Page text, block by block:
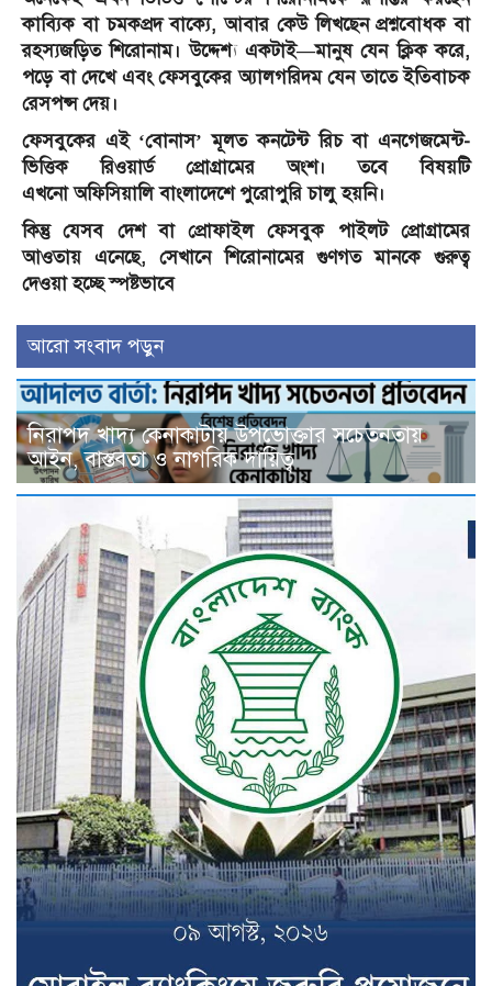
কাব্যিক বা চমকপ্রদ বাক্যে, আবার কেউ লিখছেন প্রশ্নবোধক বা
রহস্যজড়িত শিরোনাম। উদ্দেশ্য একটাই—মানুষ যেন ক্লিক করে,
পড়ে বা দেখে এবং ফেসবুকের অ্যালগরিদম যেন তাতে ইতিবাচক
রেসপন্স দেয়।
ফেসবুকের এই ‘বোনাস’ মূলত কনটেন্ট রিচ বা এনগেজমেন্ট-
ভিত্তিক রিওয়ার্ড প্রোগ্রামের অংশ। তবে বিষয়টি
এখনো অফিসিয়ালি বাংলাদেশে পুরোপুরি চালু হয়নি।
কিন্তু যেসব দেশ বা প্রোফাইল ফেসবুক পাইলট প্রোগ্রামের
আওতায় এনেছে, সেখানে শিরোনামের গুণগত মানকে গুরুত্ব
দেওয়া হচ্ছে স্পষ্টভাবে
আরো সংবাদ পড়ুন
নিরাপদ খাদ্য কেনাকাটায় উপভোক্তার সচেতনতায়
আইন, বাস্তবতা ও নাগরিক দায়িত্ব